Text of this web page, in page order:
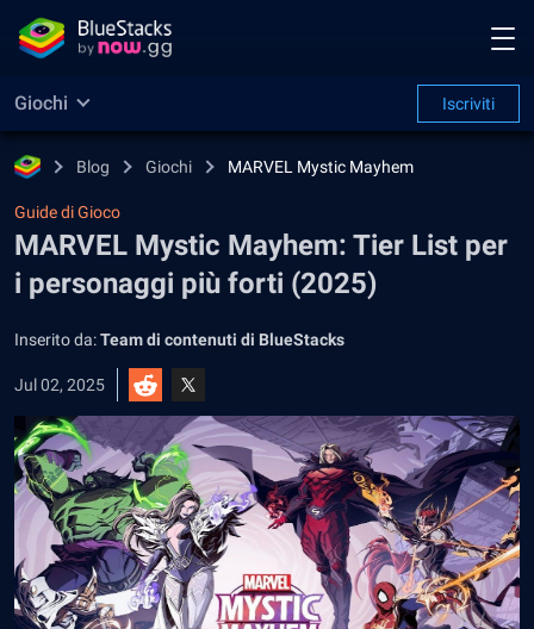
Giochi Iscriviti
Blog Giochi MARVEL Mystic Mayhem
Guide di Gioco
MARVEL Mystic Mayhem: Tier List per
i personaggi più forti (2025)
Inserito da:Team di contenuti di BlueStacks
Jul 02, 2025